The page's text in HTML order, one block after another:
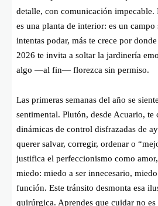
detalle, con comunicación impecable.
es una planta de interior: es un
intentas podar, más te crece por
2026 te invita a soltar la jardinería
algo —al fin— florezca sin permiso.
Las primeras semanas del año se
sentimental. Plutón, desde Acuario, te
dinámicas de control disfrazadas de
querer salvar, corregir, ordenar o
justifica el perfeccionismo como
miedo: miedo a ser innecesario,
función. Este tránsito desmonta esa
quirúrgica. Aprendes que cuidar no